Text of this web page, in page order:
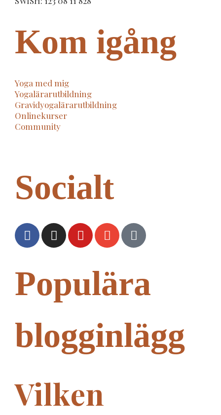
Kom igång
Yoga med mig
Yogalärarutbildning
Gravidyogalärarutbildning
Onlinekurser
Community
Socialt
Populära
blogginlägg
Vilken